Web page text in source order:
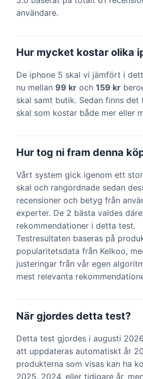
användare.
Hur mycket kostar olika
De iphone 5 skal vi jämfört i
nu mellan 99 kr och 159 kr
skal samt butik. Sedan finns det
skal som kostar både mer eller
Hur tog ni fram denna
Vårt system gick igenom ett
skal och rangordnade sedan
recensioner och betyg från
experter. De 2 bästa valdes
rekommendationer i detta test.
Testresultaten baseras på
popularitetsdata från Kelkoo,
justeringar från vår egen
mest relevanta
När gjordes detta test?
Detta test gjordes i augusti
att uppdateras automatiskt år
produkterna som visas kan ha
2025, 2024, eller tidigare år,